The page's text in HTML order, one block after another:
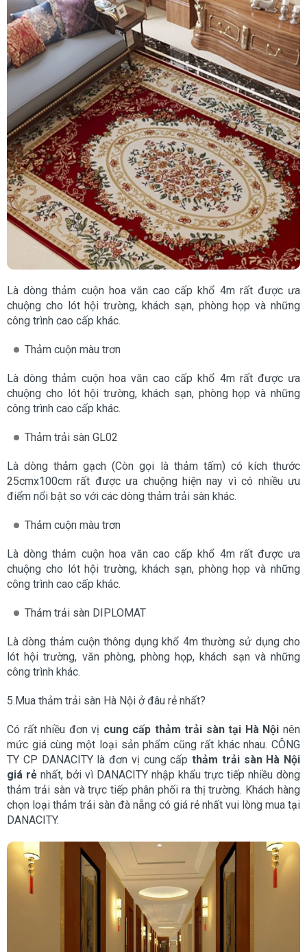
Là dòng thảm cuộn hoa văn cao cấp khổ 4m rất được ưa
chuộng cho lót hội trường, khách sạn, phòng họp và những
công trình cao cấp khác.
Thảm cuộn màu trơn
Là dòng thảm cuộn hoa văn cao cấp khổ 4m rất được ưa
chuộng cho lót hội trường, khách sạn, phòng họp và những
công trình cao cấp khác.
Thảm trải sàn GL02
Là dòng thảm gạch (Còn gọi là thảm tấm) có kích thước
25cmx100cm rất được ưa chuộng hiện nay vì có nhiều ưu
điểm nổi bật so với các dòng thảm trải sàn khác.
Thảm cuộn màu trơn
Là dòng thảm cuộn hoa văn cao cấp khổ 4m rất được ưa
chuộng cho lót hội trường, khách sạn, phòng họp và những
công trình cao cấp khác.
Thảm trải sàn DIPLOMAT
Là dòng thảm cuộn thông dụng khổ 4m thường sử dụng cho
lót hội trường, văn phòng, phòng họp, khách sạn và những
công trình khác.
5.Mua thảm trải sàn Hà Nội ở đâu rẻ nhất?
Có rất nhiều đơn vị cung cấp thảm trải sàn tại Hà Nội nên
mức giá cùng một loại sản phẩm cũng rất khác nhau. CÔNG
TY CP DANACITY là đơn vị cung cấp thảm trải sàn Hà Nội
giá rẻ nhất, bởi vì DANACITY nhập khẩu trực tiếp nhiều dòng
thảm trải sàn và trực tiếp phân phối ra thị trường. Khách hàng
chọn loại thảm trải sàn đà nẵng có giá rẻ nhất vui lòng mua tại
DANACITY.